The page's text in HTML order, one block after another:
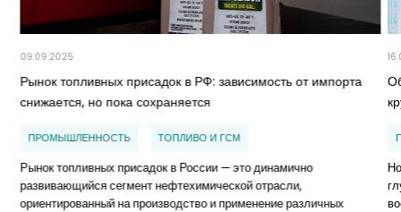
09.09.2025
Рынок топливных присадок в РФ: зависимость от импорта
снижается, но пока сохраняется
ПРОМЫШЛЕННОСТЬ ТОПЛИВО И ГСМ
Рынок топливных присадок в России — это динамично
развивающийся сегмент нефтехимической отрасли,
ориентированный на производство и применение различных